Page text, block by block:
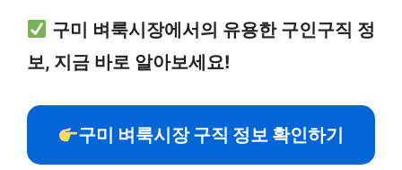
구미 벼룩시장에서의 유용한 구인구직 정
보, 지금 바로 알아보세요!
구미 벼룩시장 구직 정보 확인하기